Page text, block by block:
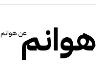
هوانمعن هوانم